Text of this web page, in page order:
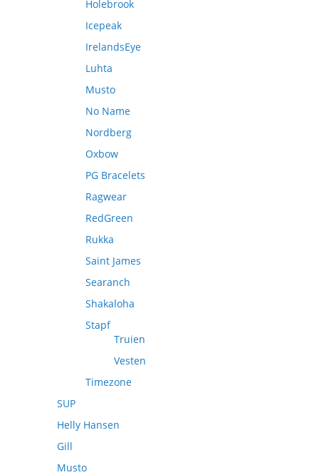
Holebrook
Icepeak
IrelandsEye
Luhta
Musto
No Name
Nordberg
Oxbow
PG Bracelets
Ragwear
RedGreen
Rukka
Saint James
Searanch
Shakaloha
Stapf
Truien
Vesten
Timezone
SUP
Helly Hansen
Gill
Musto